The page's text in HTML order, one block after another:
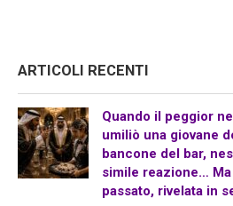
ARTICOLI RECENTI
Quando il peggior
umiliò una giovane
bancone del bar,
simile reazione…
passato, rivelata in